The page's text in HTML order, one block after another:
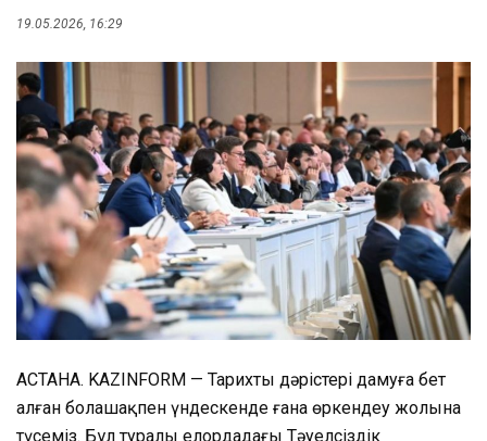
19.05.2026, 16:29
АСТАНА. KAZINFORM — Тарихтың дәрістері дамуға бет
алған болашақпен үндескенде ғана өркендеу жолына
түсеміз. Бұл туралы елордадағы Тәуелсіздік